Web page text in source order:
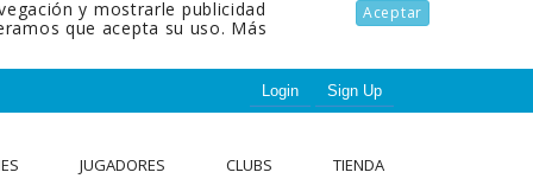
Aceptar
y mostrarle publicidad
que acepta su uso. Más
Login Sign Up
JUGADORES CLUBS TIENDA